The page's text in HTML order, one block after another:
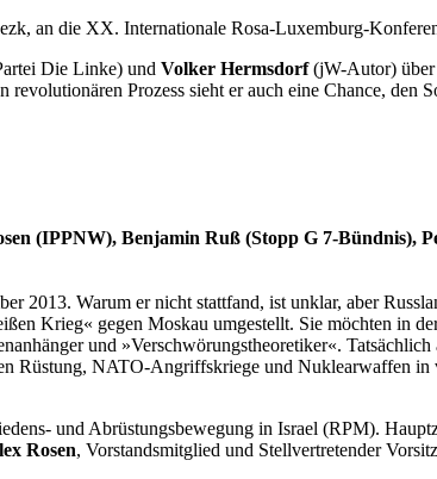
an die XX. Internationale Rosa-Luxemburg-
Die Linke) und Volker Hermsdorf(jW-Autor) über
Prozess sieht er auch eine Chance, den
(IPPNW), Benjamin Ruß (Stopp G 7-Bündnis),
2013. Warum er nicht stattfand, ist unklar, aber
Krieg« gegen Moskau umgestellt. Sie möchten in
und »Verschwörungstheoretiker«.
Rüstung, NATO-Angriffskriege und Nuklearwaffen
und Abrüstungsbewegung in Israel (RPM).
Rosen, Vorstandsmitglied und Stellvertretender